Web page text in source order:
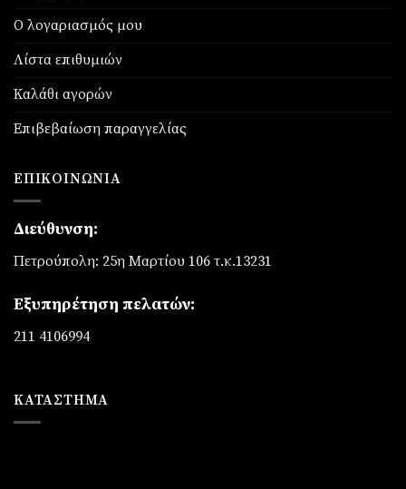
Ο λογαριασμός μου
Λίστα επιθυμιών
Καλάθι αγορών
Επιβεβαίωση παραγγελίας
ΕΠΙΚΟΙΝΩΝΊΑ
Διεύθυνση:
Πετρούπολη: 25η Μαρτίου 106 τ.κ.13231
Εξυπηρέτηση πελατών:
211 4106994
ΚΑΤΆΣΤΗΜΑ